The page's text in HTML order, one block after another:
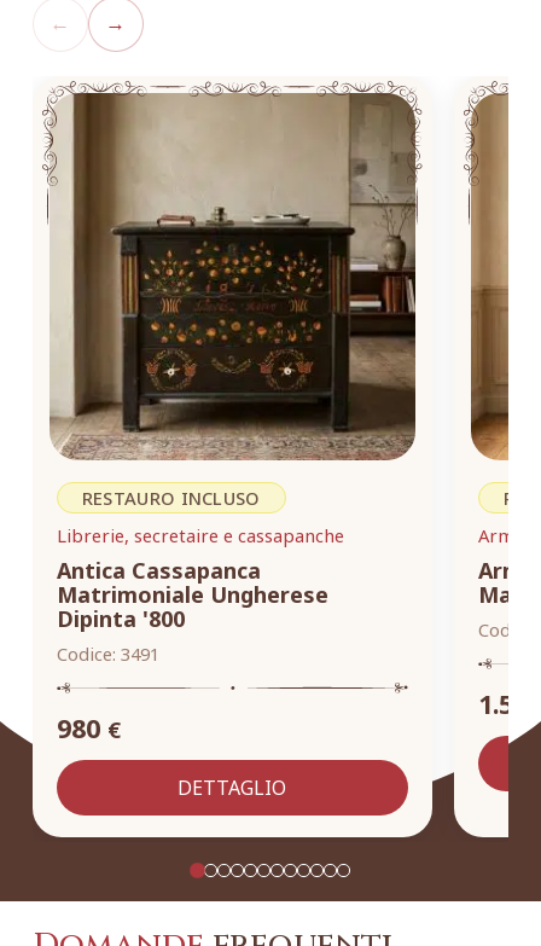
← →
RESTAURO INCLUSO
Librerie, secretaire e cassapanche
Antica Cassapanca
Matrimoniale Ungherese
Dipinta '800
Codice: 3491
980 €
DETTAGLIO
Codice: